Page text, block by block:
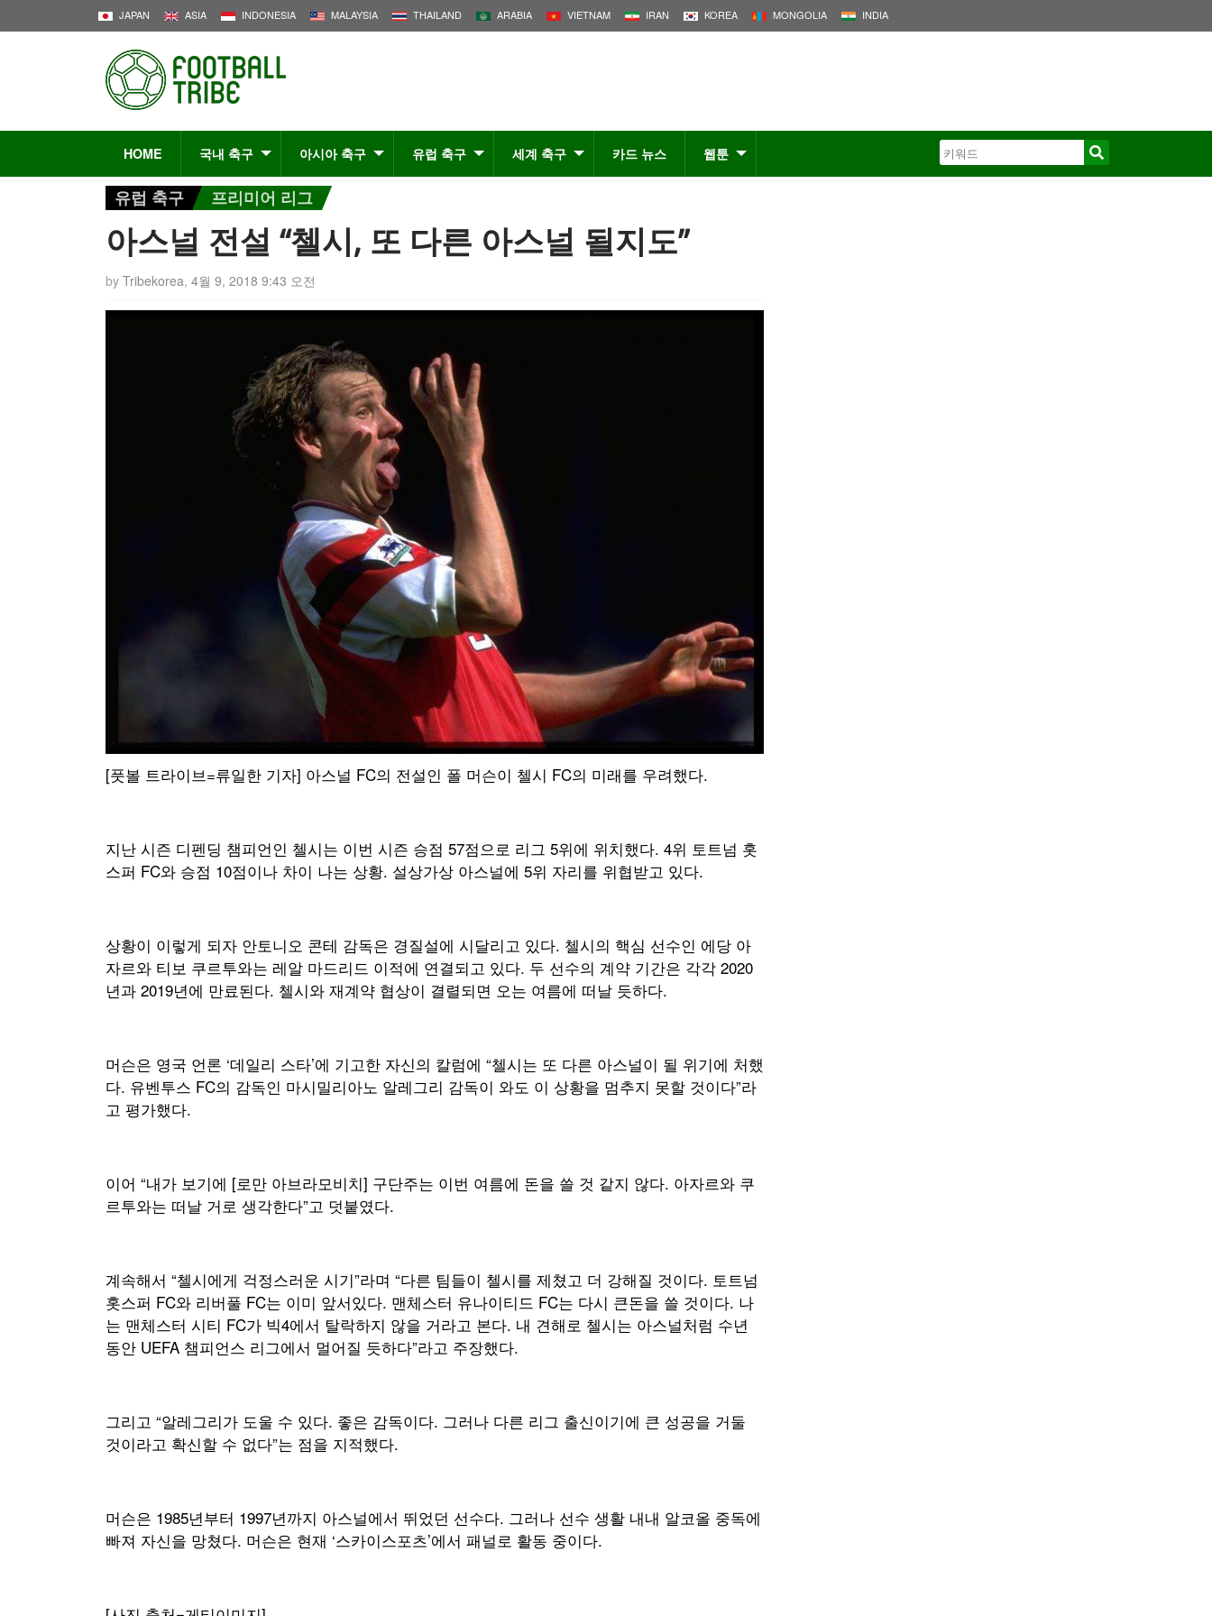
JAPAN ASIA INDONESIA MALAYSIA THAILAND ARABIA VIETNAM IRAN KOREA MONGOLIA INDIA
HOME 국내 축구 아시아 축구 유럽 축구 세계 축구 카드 뉴스 웹툰
유럽 축구 프리미어 리그
아스널 전설 “첼시, 또 다른 아스널 될지도”
by Tribekorea, 4월 9, 2018 9:43 오전
[풋볼 트라이브=류일한 기자] 아스널 FC의 전설인 폴 머슨이 첼시 FC의 미래를 우려했다.
지난 시즌 디펜딩 챔피언인 첼시는 이번 시즌 승점 57점으로 리그 5위에 위치했다. 4위 토트넘 홋
스퍼 FC와 승점 10점이나 차이 나는 상황. 설상가상 아스널에 5위 자리를 위협받고 있다.
상황이 이렇게 되자 안토니오 콘테 감독은 경질설에 시달리고 있다. 첼시의 핵심 선수인 에당 아
자르와 티보 쿠르투와는 레알 마드리드 이적에 연결되고 있다. 두 선수의 계약 기간은 각각 2020
년과 2019년에 만료된다. 첼시와 재계약 협상이 결렬되면 오는 여름에 떠날 듯하다.
머슨은 영국 언론 ‘데일리 스타’에 기고한 자신의 칼럼에 “첼시는 또 다른 아스널이 될 위기에 처했
다. 유벤투스 FC의 감독인 마시밀리아노 알레그리 감독이 와도 이 상황을 멈추지 못할 것이다”라
고 평가했다.
이어 “내가 보기에 [로만 아브라모비치] 구단주는 이번 여름에 돈을 쓸 것 같지 않다. 아자르와 쿠
르투와는 떠날 거로 생각한다”고 덧붙였다.
계속해서 “첼시에게 걱정스러운 시기”라며 “다른 팀들이 첼시를 제쳤고 더 강해질 것이다. 토트넘
홋스퍼 FC와 리버풀 FC는 이미 앞서있다. 맨체스터 유나이티드 FC는 다시 큰돈을 쓸 것이다. 나
는 맨체스터 시티 FC가 빅4에서 탈락하지 않을 거라고 본다. 내 견해로 첼시는 아스널처럼 수년
동안 UEFA 챔피언스 리그에서 멀어질 듯하다”라고 주장했다.
그리고 “알레그리가 도울 수 있다. 좋은 감독이다. 그러나 다른 리그 출신이기에 큰 성공을 거둘
것이라고 확신할 수 없다”는 점을 지적했다.
머슨은 1985년부터 1997년까지 아스널에서 뛰었던 선수다. 그러나 선수 생활 내내 알코올 중독에
빠져 자신을 망쳤다. 머슨은 현재 ‘스카이스포츠’에서 패널로 활동 중이다.